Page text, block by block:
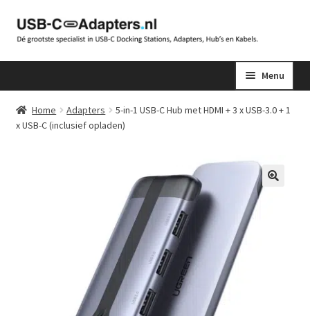
Ga
navigatie
Ga
inhoud
Menu
Home Adapters
5-in-1 USB-C Hub met HDMI + 3 x USB-3.0 + 1
x USB-C (inclusief opladen)